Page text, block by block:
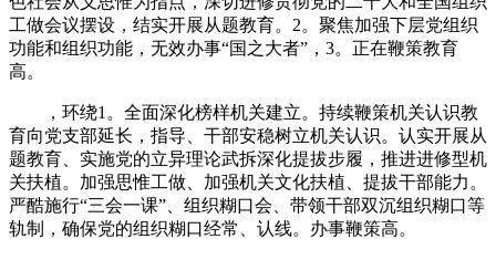
工做会议摆设，结实开展从题教育。2。聚焦加强下层党组织
功能和组织功能，无效办事“国之大者”，3。正在鞭策教育
高。
，环绕1。全面深化榜样机关建立。持续鞭策机关认识教
育向党支部延长，指导、干部安稳树立机关认识。认实开展从
题教育、实施党的立异理论武拆深化提拔步履，推进进修型机
关扶植。加强思惟工做、加强机关文化扶植、提拔干部能力。
严酷施行“三会一课”、组织糊口会、带领干部双沉组织糊口等
轨制，确保党的组织糊口经常、认线。办事鞭策高。